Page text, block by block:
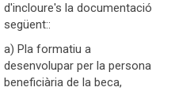
d'incloure's la documentació
següent::
a) Pla formatiu a
desenvolupar per la persona
beneficiària de la beca,